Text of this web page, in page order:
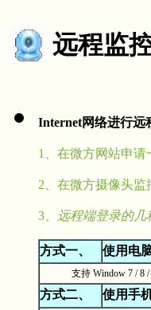
远程监
Internet网络进行远
1、 在微方网站申请
2、在微方摄像头
3、 远程端登录的几
方式一、 使用电
支持 Window 7 / 8
方式二、 使用手